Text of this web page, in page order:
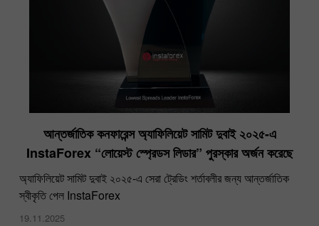
আন্তর্জাতিক কনফারেন্স অ্যাফিলিয়েট সামিট দুবাই ২০২৫-এ
InstaForex “লোয়েস্ট স্প্রেডস লিডার” পুরস্কার অর্জন করেছে
অ্যাফিলিয়েট সামিট দুবাই ২০২৫-এ সেরা ট্রেডিং শর্তাবলীর জন্য আন্তর্জাতিক
স্বীকৃতি পেল InstaForex
19.11.2025